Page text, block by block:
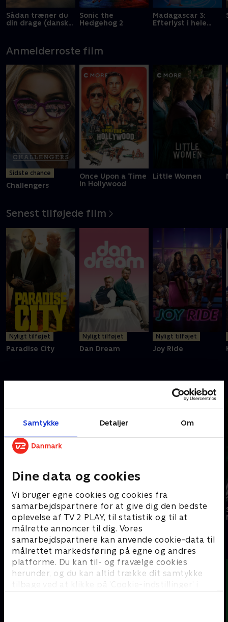
Samtykke Detaljer Om
Dine data og cookies
Vi bruger egne cookies og cookies fra
samarbejdspartnere for at give dig den bedste
oplevelse af TV 2 PLAY, til statistik og til at
målrette annoncer til dig. Vores
samarbejdspartnere kan anvende cookie-data til
målrettet markedsføring på egne og andres
platforme. Du kan til- og fravælge cookies
herunder, og du kan altid trække dit samtykke
tilbage ved at klikke på ’Cookie-indstillinger’ i
Sådan træner du
din drage (dansk
Sonic the
Hedgehog 2
Madagascar 3:
Efterlyst i hele
Anmelderroste film
Sidste chance
Challengers
Once Upon a Time
in Hollywood
Little Women
Senest tilføjede film
Nyligt tilføjet
Paradise City
Nyligt tilføjet
Dan Dream
Nyligt tilføjet
Joy Ride
Filmklassikere - kræver SkyShowtime
Chinatown Flashdance Mission: Impossible
#